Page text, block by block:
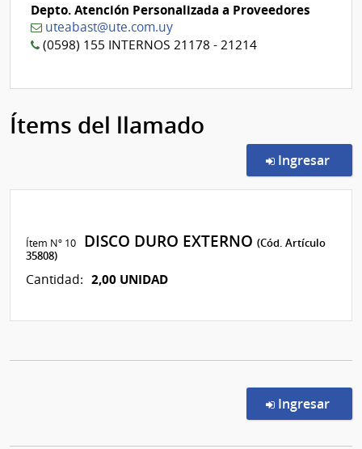
Depto. Atención Personalizada a Proveedores
uteabast@ute.com.uy
(0598) 155 INTERNOS 21178 - 21214
Ítems del llamado
Ingresar
Ítem Nº 10 DISCO DURO EXTERNO(Cód. Artículo
35808)
Cantidad: 2,00 UNIDAD
Ingresar